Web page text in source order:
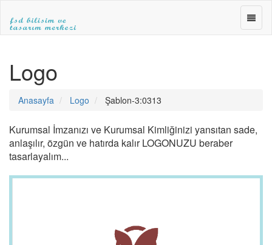
ve
TASARIM
|ANKARA
TASARIM|fsdbilisim.com
FSD
»SEO
Logo
Anasayfa Logo Şablon-3:0313
Kurumsal İmzanızı ve Kurumsal Kimliğinizi yansıtan sade,
anlaşılır, özgün ve hatırda kalır LOGONUZU beraber
tasarlayalım...